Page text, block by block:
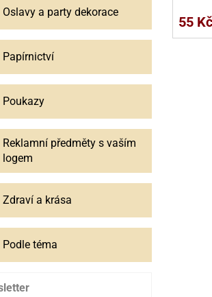
Oslavy a party dekorace
Papírnictví
Poukazy
Reklamní předměty s vaším
logem
Zdraví a krása
Podle téma
55 Kč